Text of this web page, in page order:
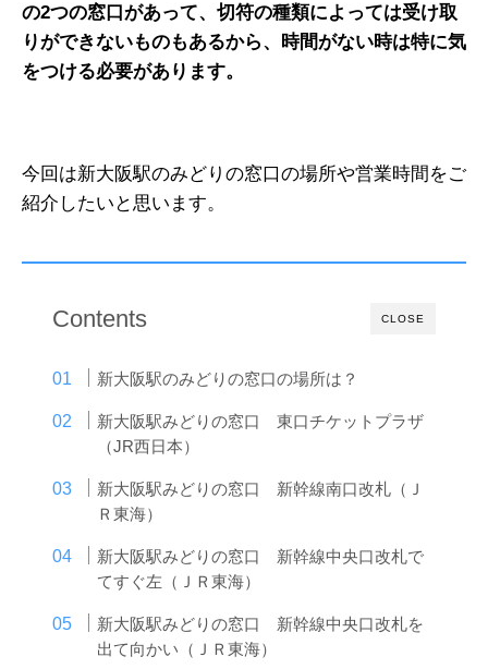
の2つの窓口があって、切符の種類によっては受け取
りができないものもあるから、時間がない時は特に気
をつける必要があります。
今回は新大阪駅のみどりの窓口の場所や営業時間をご
紹介したいと思います。
CLOSE
Contents
新大阪駅のみどりの窓口の場所は？
新大阪駅みどりの窓口 東口チケットプラザ
（JR西日本）
新大阪駅みどりの窓口 新幹線南口改札（Ｊ
Ｒ東海）
新大阪駅みどりの窓口 新幹線中央口改札で
てすぐ左（ＪＲ東海）
新大阪駅みどりの窓口 新幹線中央口改札を
出て向かい（ＪＲ東海）